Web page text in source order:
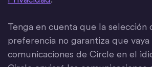
Tenga en cuenta que la selección
preferencia no garantiza que
comunicaciones de Circle en el